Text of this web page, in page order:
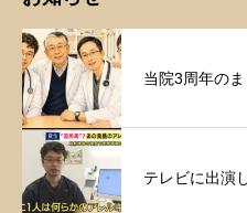
当院3周年の
テレビに出演